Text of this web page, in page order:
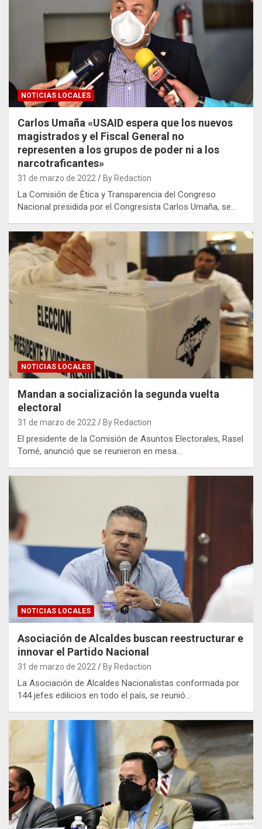
NOTICIAS LOCALES
Carlos Umaña «USAID espera que los nuevos
magistrados y el Fiscal General no
representen a los grupos de poder ni a los
narcotraficantes»
31 de marzo de 2022 By Redaction
La Comisión de Ética y Transparencia del Congreso
Nacional presidida por el Congresista Carlos Umaña, se…
NOTICIAS LOCALES
Mandan a socialización la segunda vuelta
electoral
31 de marzo de 2022 By Redaction
El presidente de la Comisión de Asuntos Electorales, Rasel
Tomé, anunció que se reunieron en mesa…
NOTICIAS LOCALES
Asociación de Alcaldes buscan reestructurar e
innovar el Partido Nacional
31 de marzo de 2022 By Redaction
La Asociación de Alcaldes Nacionalistas conformada por
144 jefes edilicios en todo el país, se reunió…